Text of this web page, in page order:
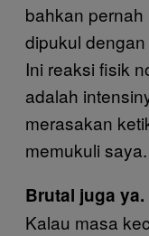
bahkan
dipukul
Ini reaksi fisik
adalah
merasakan
memukuli saya.
Brutal juga ya.
Kalau masa